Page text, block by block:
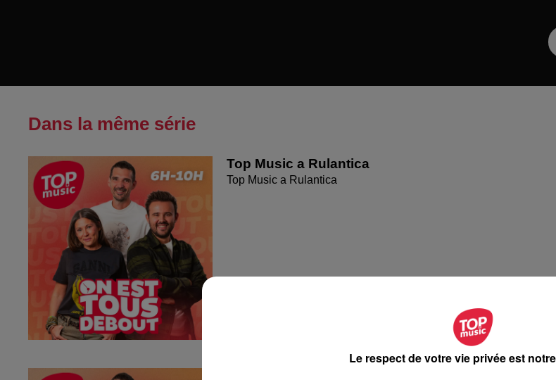
Dans la même série
Top Music a Rulantica
Top Music a Rulantica
Le respect de votre vie privée est